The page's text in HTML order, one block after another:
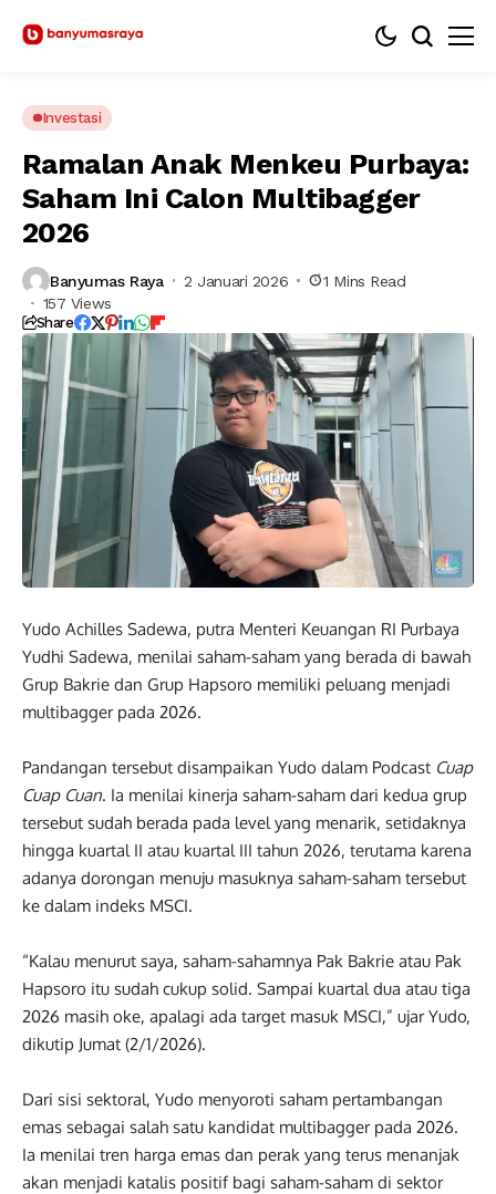
Investasi
Ramalan Anak Menkeu Purbaya:
Saham Ini Calon Multibagger
2026
Banyumas Raya 2 Januari 2026
1 Mins Read
157 Views
Share
Yudo Achilles Sadewa, putra Menteri Keuangan RI Purbaya
Yudhi Sadewa, menilai saham-saham yang berada di bawah
Grup Bakrie dan Grup Hapsoro memiliki peluang menjadi
multibagger pada 2026.
Pandangan tersebut disampaikan Yudo dalam Podcast Cuap
Cuap Cuan. Ia menilai kinerja saham-saham dari kedua grup
tersebut sudah berada pada level yang menarik, setidaknya
hingga kuartal II atau kuartal III tahun 2026, terutama karena
adanya dorongan menuju masuknya saham-saham tersebut
ke dalam indeks MSCI.
“Kalau menurut saya, saham-sahamnya Pak Bakrie atau Pak
Hapsoro itu sudah cukup solid. Sampai kuartal dua atau tiga
2026 masih oke, apalagi ada target masuk MSCI,” ujar Yudo,
dikutip Jumat (2/1/2026).
Dari sisi sektoral, Yudo menyoroti saham pertambangan
emas sebagai salah satu kandidat multibagger pada 2026.
Ia menilai tren harga emas dan perak yang terus menanjak
akan menjadi katalis positif bagi saham-saham di sektor